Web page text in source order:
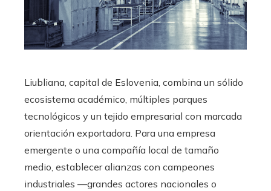
Liubliana, capital de Eslovenia, combina un sólido
ecosistema académico, múltiples parques
tecnológicos y un tejido empresarial con marcada
orientación exportadora. Para una empresa
emergente o una compañía local de tamaño
medio, establecer alianzas con campeones
industriales —grandes actores nacionales o